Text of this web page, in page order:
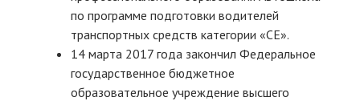
по программе подготовки водителей
транспортных средств категории «СЕ».
14 марта 2017 года закончил Федеральное
государственное бюджетное
образовательное учреждение высшего